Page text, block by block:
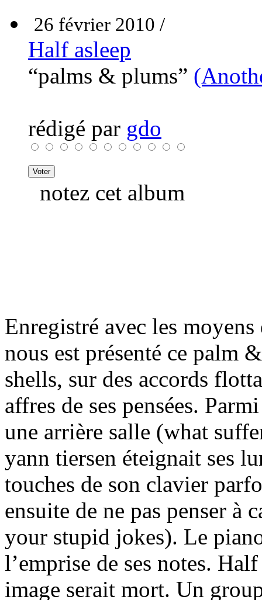
26 février 2010 /
Half asleep
“palms & plums”
rédigé par gdo
notez cet album
Enregistré avec les
nous est présenté ce palm
shells, sur des accords
affres de ses pensées.
une arrière salle (what
yann tiersen éteignait ses
touches de son clavier
ensuite de ne pas penser
your stupid jokes). Le
l’emprise de ses notes.
image serait mort. Un